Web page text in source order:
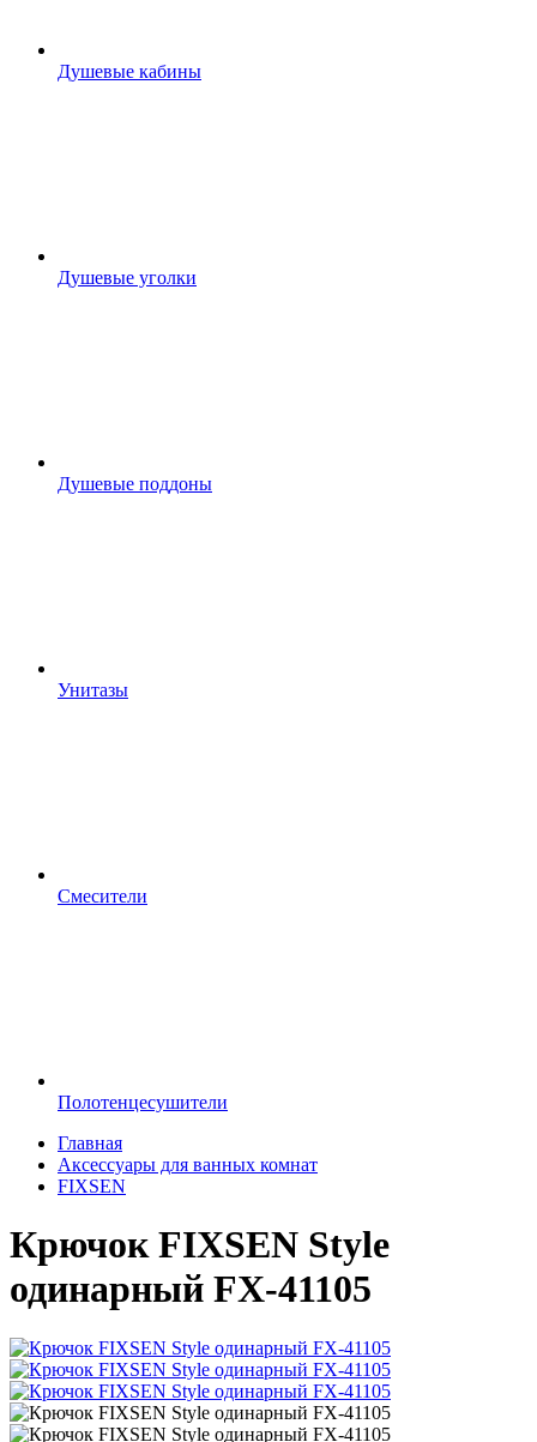
Душевые кабины
Душевые уголки
Душевые поддоны
Унитазы
Смесители
Полотенцесушители
Главная
Аксессуары для ванных комнат
FIXSEN
Крючок FIXSEN Style
одинарный FX-41105